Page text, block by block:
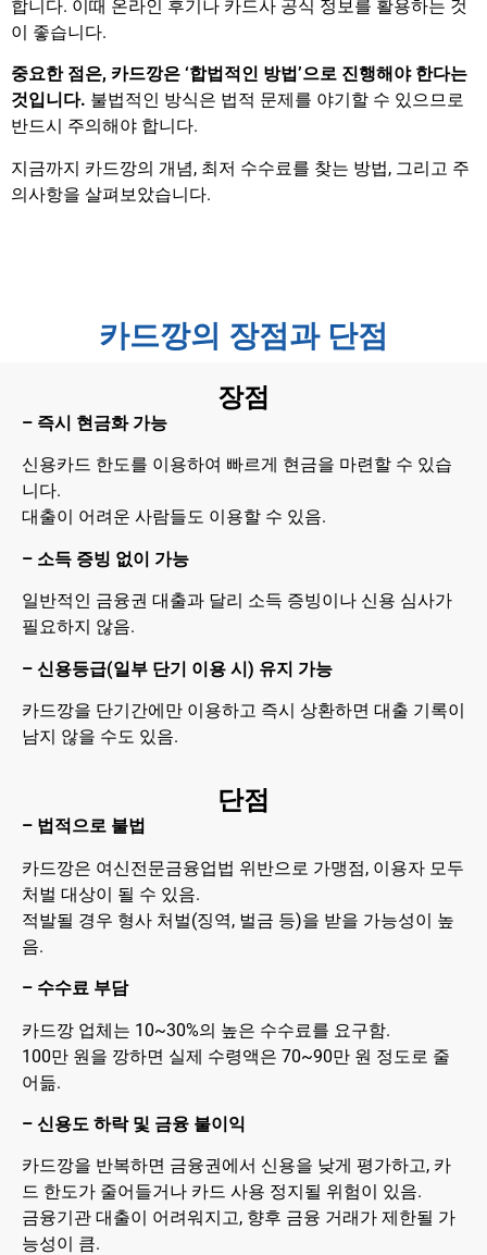
합니다. 이때 온라인 후기나 카드사 공식 정보를 활용하는 것
이 좋습니다.
중요한 점은, 카드깡은 ‘합법적인 방법’으로 진행해야 한다는
것입니다. 불법적인 방식은 법적 문제를 야기할 수 있으므로
반드시 주의해야 합니다.
지금까지 카드깡의 개념, 최저 수수료를 찾는 방법, 그리고 주
의사항을 살펴보았습니다.
카드깡의 장점과 단점
장점
– 즉시 현금화 가능
신용카드 한도를 이용하여 빠르게 현금을 마련할 수 있습
니다.
대출이 어려운 사람들도 이용할 수 있음.
– 소득 증빙 없이 가능
일반적인 금융권 대출과 달리 소득 증빙이나 신용 심사가
필요하지 않음.
– 신용등급(일부 단기 이용 시) 유지 가능
카드깡을 단기간에만 이용하고 즉시 상환하면 대출 기록이
남지 않을 수도 있음.
단점
– 법적으로 불법
카드깡은 여신전문금융업법 위반으로 가맹점, 이용자 모두
처벌 대상이 될 수 있음.
적발될 경우 형사 처벌(징역, 벌금 등)을 받을 가능성이 높
음.
– 수수료 부담
카드깡 업체는 10~30%의 높은 수수료를 요구함.
100만 원을 깡하면 실제 수령액은 70~90만 원 정도로 줄
어듦.
– 신용도 하락 및 금융 불이익
카드깡을 반복하면 금융권에서 신용을 낮게 평가하고, 카
드 한도가 줄어들거나 카드 사용 정지될 위험이 있음.
금융기관 대출이 어려워지고, 향후 금융 거래가 제한될 가
능성이 큼.